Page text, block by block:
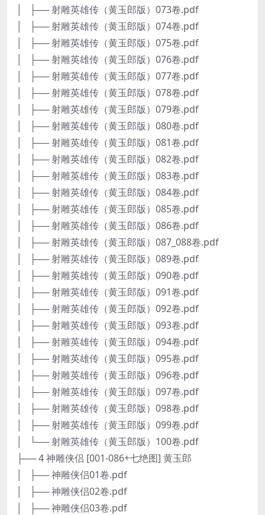
│ ├── 射雕英雄传（黄玉郎版）073卷.pdf
│ ├── 射雕英雄传（黄玉郎版）074卷.pdf
│ ├── 射雕英雄传（黄玉郎版）075卷.pdf
│ ├── 射雕英雄传（黄玉郎版）076卷.pdf
│ ├── 射雕英雄传（黄玉郎版）077卷.pdf
│ ├── 射雕英雄传（黄玉郎版）078卷.pdf
│ ├── 射雕英雄传（黄玉郎版）079卷.pdf
│ ├── 射雕英雄传（黄玉郎版）080卷.pdf
│ ├── 射雕英雄传（黄玉郎版）081卷.pdf
│ ├── 射雕英雄传（黄玉郎版）082卷.pdf
│ ├── 射雕英雄传（黄玉郎版）083卷.pdf
│ ├── 射雕英雄传（黄玉郎版）084卷.pdf
│ ├── 射雕英雄传（黄玉郎版）085卷.pdf
│ ├── 射雕英雄传（黄玉郎版）086卷.pdf
│ ├── 射雕英雄传（黄玉郎版）087_088卷.pdf
│ ├── 射雕英雄传（黄玉郎版）089卷.pdf
│ ├── 射雕英雄传（黄玉郎版）090卷.pdf
│ ├── 射雕英雄传（黄玉郎版）091卷.pdf
│ ├── 射雕英雄传（黄玉郎版）092卷.pdf
│ ├── 射雕英雄传（黄玉郎版）093卷.pdf
│ ├── 射雕英雄传（黄玉郎版）094卷.pdf
│ ├── 射雕英雄传（黄玉郎版）095卷.pdf
│ ├── 射雕英雄传（黄玉郎版）096卷.pdf
│ ├── 射雕英雄传（黄玉郎版）097卷.pdf
│ ├── 射雕英雄传（黄玉郎版）098卷.pdf
│ ├── 射雕英雄传（黄玉郎版）099卷.pdf
│ └── 射雕英雄传（黄玉郎版）100卷.pdf
├── 4 神雕侠侣 [001-086+七绝图] 黄玉郎
│ ├── 神雕侠侣01卷.pdf
│ ├── 神雕侠侣02卷.pdf
│ ├── 神雕侠侣03卷.pdf